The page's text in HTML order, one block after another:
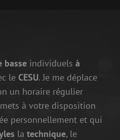
basse individuels à
le CESU. Je me déplace
un horaire régulier
à votre disposition
personnellement et qui
la technique, le